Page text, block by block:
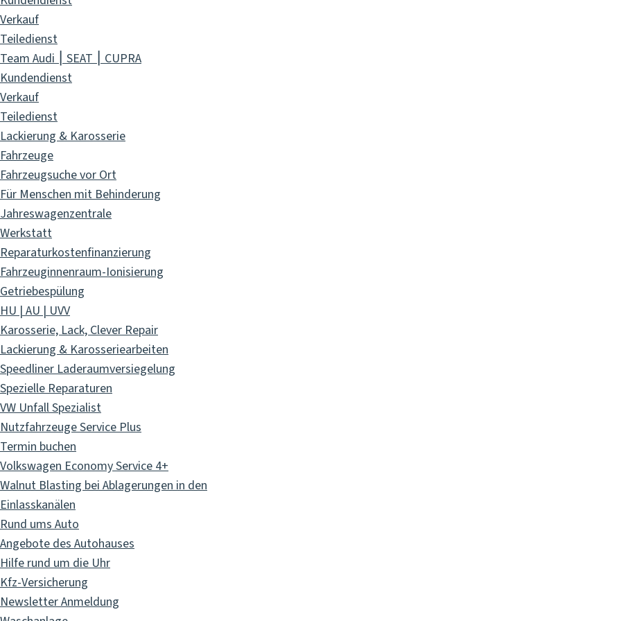
Verkauf
Teiledienst
Team Audi ⎮ SEAT ⎮ CUPRA
Kundendienst
Verkauf
Teiledienst
Lackierung & Karosserie
Fahrzeuge
Fahrzeugsuche vor Ort
Für Menschen mit Behinderung
Jahreswagenzentrale
Werkstatt
Reparaturkostenfinanzierung
Fahrzeuginnenraum-Ionisierung
Getriebespülung
HU | AU | UVV
Karosserie, Lack, Clever Repair
Lackierung & Karosseriearbeiten
Speedliner Laderaumversiegelung
Spezielle Reparaturen
VW Unfall Spezialist
Nutzfahrzeuge Service Plus
Termin buchen
Volkswagen Economy Service 4+
Walnut Blasting bei Ablagerungen in den
Einlasskanälen
Rund ums Auto
Angebote des Autohauses
Hilfe rund um die Uhr
Kfz-Versicherung
Newsletter Anmeldung